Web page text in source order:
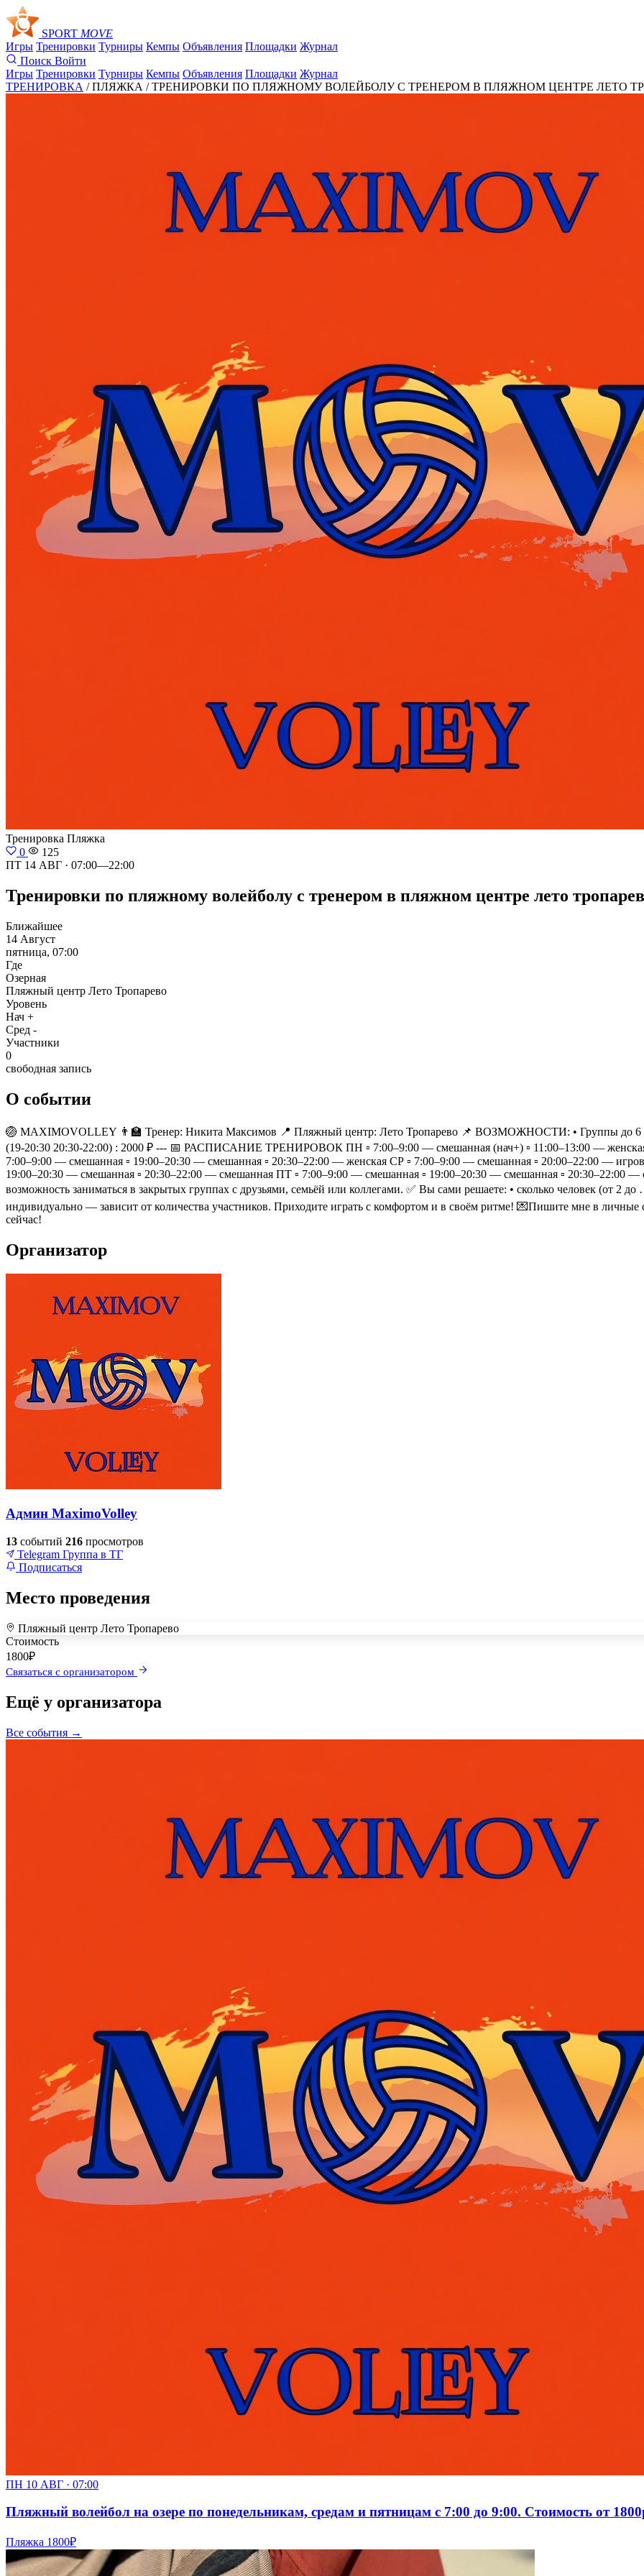
SPORT MOVE
Игры Тренировки Турниры Кемпы Объявления Площадки Журнал
Поиск Войти
Игры Тренировки Турниры Кемпы Объявления Площадки Журнал
ТРЕНИРОВКА / ПЛЯЖКА /ТРЕНИРОВКИ ПО ПЛЯЖНОМУ ВОЛЕЙБОЛУ С ТРЕНЕРОМ В ПЛЯЖНОМ ЦЕНТРЕ ЛЕТО
Тренировка Пляжка
0
125
ПТ 14 АВГ · 07:00—22:00
Тренировки по пляжному волейболу с тренером в пляжном центре лето
Ближайшее
14 Август
пятница, 07:00
Где
Озерная
Пляжный центр Лето Тропарево
Уровень
Нач +
Сред -
Участники
0
свободная запись
О событии
🏐 MAXIMOVOLLEY 👨‍🏫 Тренер: Никита Максимов 📍 Пляжный центр: Лето Тропарево 📌 ВОЗМОЖНОСТИ: • Группы до 6
(19-20:30 20:30-22:00) : 2000 ₽ --- 📅 РАСПИСАНИЕ ТРЕНИРОВОК ПН ▫️ 7:00–9:00 — смешанная (нач+) ▫️ 11:00–13:00 —
7:00–9:00 — смешанная ▫️ 19:00–20:30 — смешанная ▫️ 20:30–22:00 — женская СР ▫️ 7:00–9:00 — смешанная ▫️ 20:00–22:00 —
19:00–20:30 — смешанная ▫️ 20:30–22:00 — смешанная ПТ ▫️ 7:00–9:00 — смешанная ▫️ 19:00–20:30 — смешанная ▫️
возможность заниматься в закрытых группах с друзьями, семьёй или коллегами. ✅ Вы сами решаете: • сколько человек (от 2
индивидуально — зависит от количества участников. Приходите играть с комфортом и в своём ритме! 💌Пишите мне в
сейчас!
Организатор
Админ MaximoVolley
13 событий 216 просмотров
Telegram Группа в ТГ
Подписаться
Место проведения
+
–
Пляжный центр Лето Тропарево
Стоимость
1800₽
Связаться с организатором
Ещё у организатора
Все события →
ПН 10 АВГ · 07:00
Пляжный волейбол на озере по понедельникам, средам и пятницам с 7:00 до 9:00. Стоимость от
Пляжка 1800₽